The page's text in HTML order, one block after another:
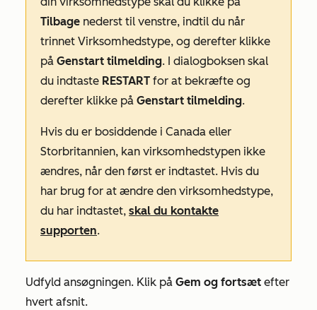
Tilbage nederst til venstre, indtil du når
trinnet Virksomhedstype, og derefter klikke
på Genstart tilmelding. I dialogboksen skal
du indtaste RESTART for at bekræfte og
derefter klikke på Genstart tilmelding.
Hvis du er bosiddende i Canada eller
Storbritannien, kan virksomhedstypen ikke
ændres, når den først er indtastet. Hvis du
har brug for at ændre den virksomhedstype,
du har indtastet, skal du kontakte
supporten.
Udfyld ansøgningen. Klik på Gem og fortsæt efter
hvert afsnit.